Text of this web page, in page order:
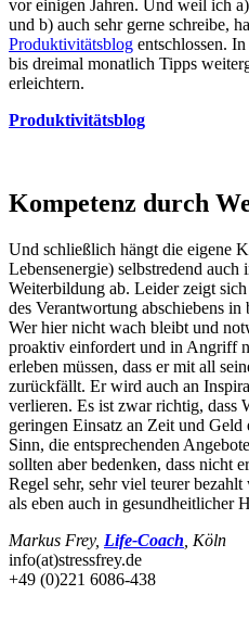
vor einigen Jahren. Und weil ich
und b) auch sehr gerne schreibe,
Produktivitätsblog entschlossen.
bis dreimal monatlich Tipps
erleichtern.
Produktivitätsblog
Kompetenz durch
Und schließlich hängt die eigene
Lebensenergie) selbstredend
Weiterbildung ab. Leider zeigt
des Verantwortung abschiebens in
Wer hier nicht wach bleibt und
proaktiv einfordert und in Angriff
erleben müssen, dass er mit all
zurückfällt. Er wird auch an
verlieren. Es ist zwar richtig, dass
geringen Einsatz an Zeit und Geld
Sinn, die entsprechenden
sollten aber bedenken, dass nicht
Regel sehr, sehr viel teurer
als eben auch in gesundheitlicher
Markus Frey, Life-Coach , Köln
info(at)stressfrey.de
+49 (0)221 6086-438